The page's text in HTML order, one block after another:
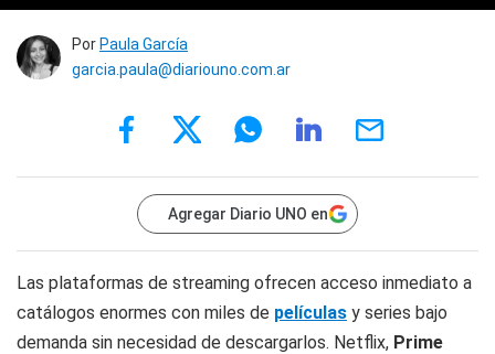
Por Paula García
garcia.paula@diariouno.com.ar
Agregar Diario UNO en
Las plataformas de streaming ofrecen acceso inmediato a
catálogos enormes con miles de películas y series bajo
demanda sin necesidad de descargarlos. Netflix, Prime